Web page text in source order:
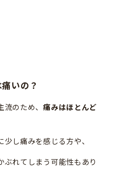
いの？
流のため、痛みはほとんど
し痛みを感じる方や、
ぶれてしまう可能性もあり